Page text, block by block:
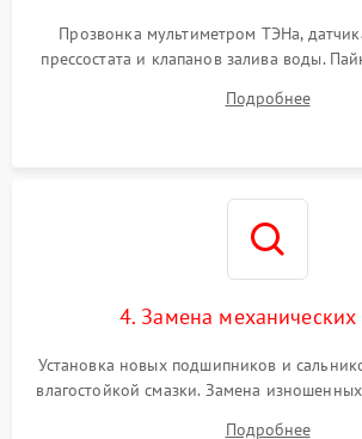
Прозвонка мультиметром ТЭНа,
прессостата и клапанов залива воды.
Восстановление целостности
Подробнее
4. Замена механических
Установка новых подшипников и
влагостойкой смазки. Замена
Подробнее